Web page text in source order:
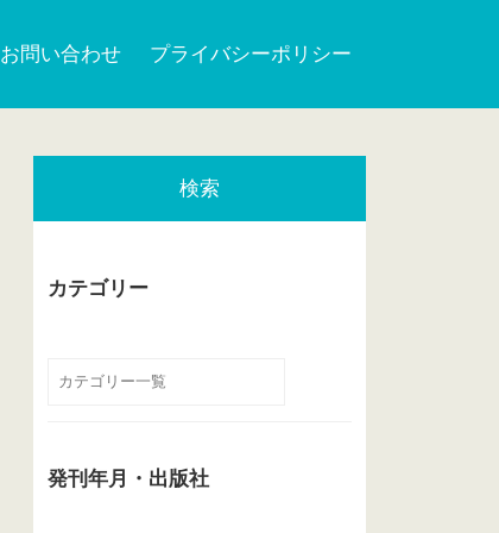
お問い合わせ プライバシーポリシー
検索
カテゴリー
発刊年月・出版社